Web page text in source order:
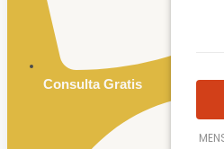
Consulta Gratis